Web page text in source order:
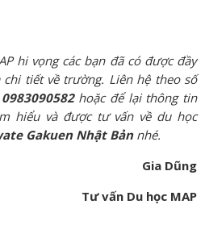
hi vọng các bạn đã có được đầy
tiết về trường. Liên hệ theo số
hoặc để lại thông tin
hiểu và được tư vấn về du học
Gakuen Nhật Bảnnhé.
Gia Dũng
Tư vấn Du học MAP